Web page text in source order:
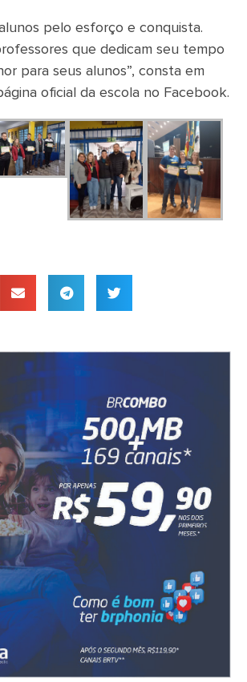
pelo esforço e conquista.
que dedicam seu tempo
para seus alunos”, consta em
oficial da escola no Facebook.